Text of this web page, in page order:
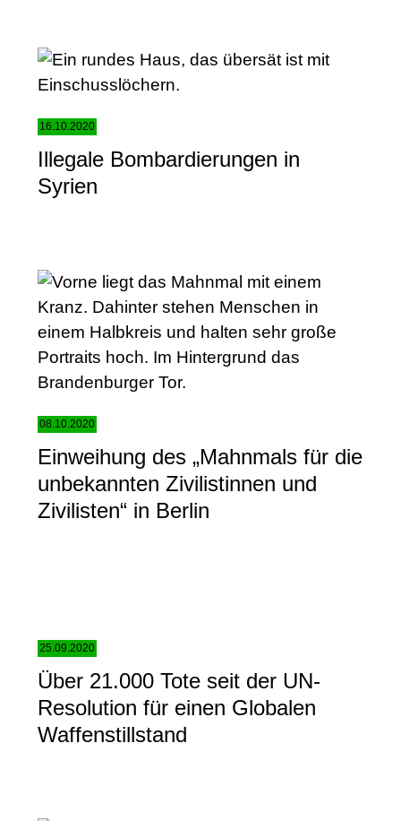
16.10.2020
Illegale Bombardierungen in
Syrien
08.10.2020
Einweihung des „Mahnmals für die
unbekannten Zivilistinnen und
Zivilisten“ in Berlin
25.09.2020
Über 21.000 Tote seit der UN-
Resolution für einen Globalen
Waffenstillstand